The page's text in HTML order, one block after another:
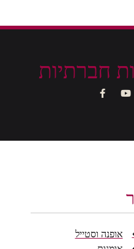
אופנה וסטייל